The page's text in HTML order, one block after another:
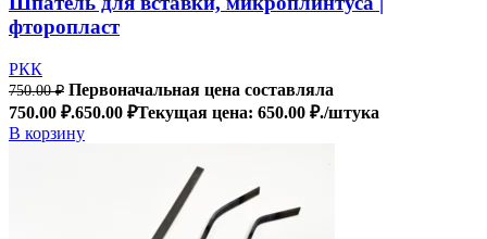
фторопласт
РКК
750.00₽ Первоначальная цена составляла
750.00 ₽.650.00 ₽Текущая цена: 650.00 ₽./штука
В корзину